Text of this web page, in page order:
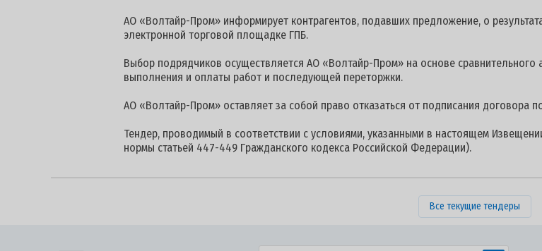
АО «Волтайр-Пром» информирует контрагентов, подавших предложение, о
электронной торговой площадке ГПБ.
Выбор подрядчиков осуществляется АО «Волтайр-Пром» на основе
выполнения и оплаты работ и последующей переторжки.
АО «Волтайр-Пром» оставляет за собой право отказаться от подписания договора
Тендер, проводимый в соответствии с условиями, указанными в настоящем
нормы статьей 447-449 Гражданского кодекса Российской Федерации).
Все текущие тендеры